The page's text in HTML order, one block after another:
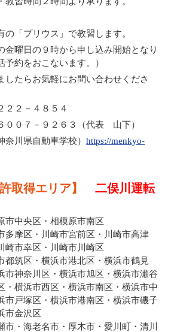
の「プリウス」で教習します。
金曜日の９時から申し込み開始となり
予約をおこないます。）
したらお気軽にお問い合わせくださ
２－４８５４
０７－９２６３（代表 山下）
奈川県自動車学校）https://menkyo-
許取得エリア】二俣川運転
市中央区・相模原市南区
多摩区・川崎市宮前区・川崎市高津
崎市幸区・川崎市川崎区
都筑区・横浜市港北区・横浜市鶴見
市神奈川区・横浜市旭区・横浜市瀬谷
・横浜市西区・横浜市南区・横浜市中
市戸塚区・横浜市港南区・横浜市磯子
市金沢区
市・海老名市・厚木市・愛川町・清川